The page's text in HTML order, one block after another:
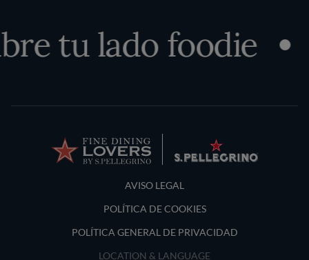
tu lado foodie
Terms and Conditions
AVISO LEGAL
POLÍTICA DE COOKIES
POLÍTICA GENERAL DE PRIVACIDAD
LOCATION & LANGUAGE